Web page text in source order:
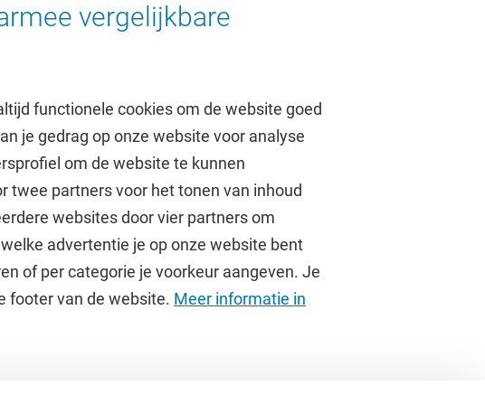
211934767807365
vergelijkbare
functionele cookies om de website goed
je gedrag op onze website voor analyse
om de website te kunnen
twee partners voor het tonen van inhoud
websites door vier partners om
advertentie je op onze website bent
of per categorie je voorkeur aangeven. Je
footer van de website. Meer informatie in
Over de VU
Contact en route
Werken bij de VU